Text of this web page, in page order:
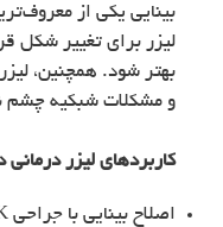
بینایی یکی از
لیزر برای تغییر شکل
بهتر شود. همچنین،
و مشکلات شبکیه چشم
کاربردهای لیزر
اصلاح بینایی با جراحی LASIK